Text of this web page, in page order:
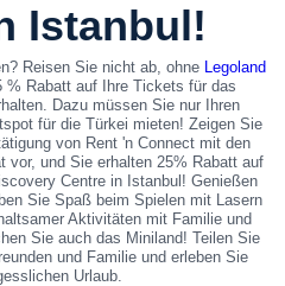
Istanbul!
Reisen Sie nicht ab, ohne Legoland
% Rabatt auf Ihre Tickets für das
Dazu müssen Sie nur Ihren
für die Türkei mieten! Zeigen Sie
von Rent 'n Connect mit den
vor, und Sie erhalten 25% Rabatt auf
Centre in Istanbul! Genießen
Sie Spaß beim Spielen mit Lasern
Aktivitäten mit Familie und
Sie auch das Miniland! Teilen Sie
und Familie und erleben Sie
Urlaub.